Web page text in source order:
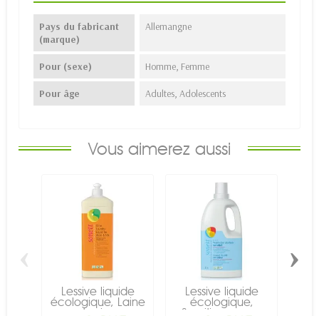
Pays du fabricant
(marque)
Allemangne
Pour (sexe) Homme, Femme
Pour âge Adultes, Adolescents
Vous aimerez aussi
Lessive liquide
écologique, Laine
et soie...
Lessive liquide
écologique,
Sensitive pour...
‹ ›